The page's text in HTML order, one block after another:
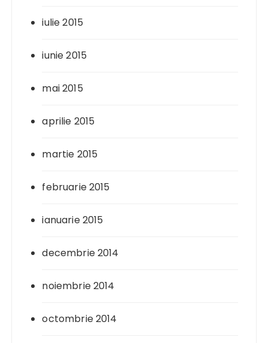
iulie 2015
iunie 2015
mai 2015
aprilie 2015
martie 2015
februarie 2015
ianuarie 2015
decembrie 2014
noiembrie 2014
octombrie 2014